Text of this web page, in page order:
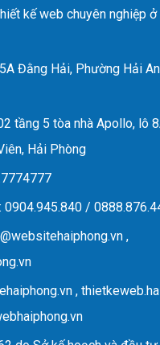
kế web chuyên nghiệp
Đằng Hải, Phường Hải
tầng 5 tòa nhà Apollo, lô
Hải Phòng
: 0904.945.840 /
,
,